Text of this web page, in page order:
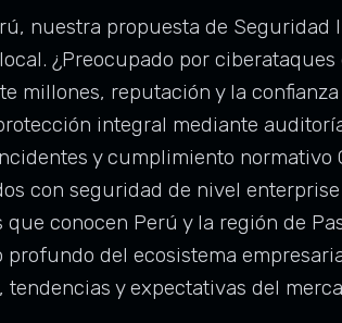
nuestra propuesta de
¿Preocupado por
millones, reputación y la
integral mediante
y cumplimiento
con seguridad de nivel
que conocen Perú y la región de
del ecosistema
tendencias y expectativas del